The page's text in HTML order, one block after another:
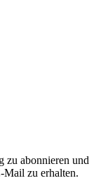
zu abonnieren und
Mail zu erhalten.